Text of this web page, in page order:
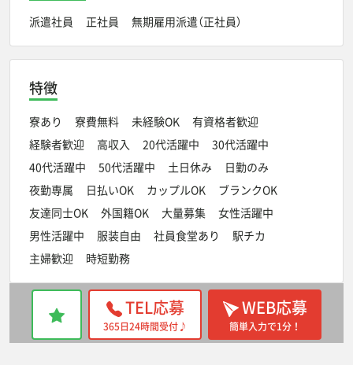
派遣社員 正社員 無期雇用派遣（正社員）
特徴
寮あり 寮費無料 未経験OK
有資格者歓迎
経験者歓迎
高収入 20代活躍中
30代活躍中
40代活躍中
50代活躍中 土日休み
日勤のみ
夜勤専属
日払いOK カップルOK
ブランクOK
友達同士OK
外国籍OK 大量募集
女性活躍中
男性活躍中
服装自由 社員食堂あり
駅チカ
主婦歓迎
時短勤務
WEB応募
簡単入力で1分！
TEL応募
365日24時間受付♪